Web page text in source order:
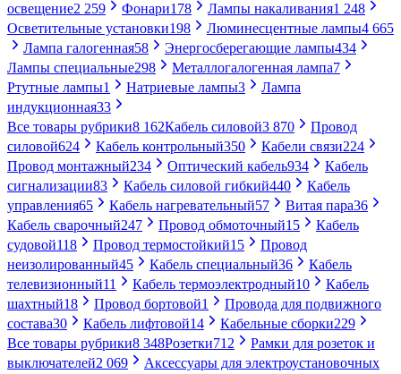
освещение2 259 Фонари178 Лампы накаливания1 248
Осветительные установки198 Люминесцентные лампы4 665
Лампа галогенная58 Энергосберегающие лампы434
Лампы специальные298 Металлогалогенная лампа7
Ртутные лампы1 Натриевые лампы3
Лампа
индукционная33
Все товары рубрики8 162Кабель силовой3 870
Провод
силовой624 Кабель контрольный350 Кабели связи224
Провод монтажный234 Оптический кабель934
Кабель
сигнализации83 Кабель силовой гибкий440
Кабель
управления65 Кабель нагревательный57 Витая пара36
Кабель сварочный247 Провод обмоточный15
Кабель
судовой118 Провод термостойкий15
Провод
неизолированный45 Кабель специальный36
Кабель
телевизионный11 Кабель термоэлектродный10
Кабель
шахтный18 Провод бортовой1
Провода для подвижного
состава30 Кабель лифтовой14 Кабельные сборки229
Все товары рубрики8 348Розетки712
Рамки для розеток и
выключателей2 069
Аксессуары для электроустановочных